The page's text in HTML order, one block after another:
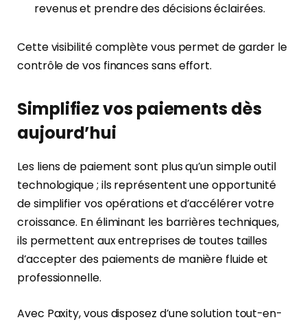
revenus et prendre des décisions éclairées.
Cette visibilité complète vous permet de garder le
contrôle de vos finances sans effort.
Simplifiez vos paiements dès
aujourd’hui
Les liens de paiement sont plus qu’un simple outil
technologique ; ils représentent une opportunité
de simplifier vos opérations et d’accélérer votre
croissance. En éliminant les barrières techniques,
ils permettent aux entreprises de toutes tailles
d’accepter des paiements de manière fluide et
professionnelle.
Avec Paxity, vous disposez d’une solution tout-en-